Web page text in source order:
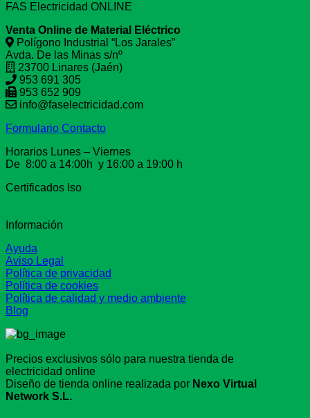
FAS Electricidad ONLINE
Venta Online de Material Eléctrico
Polígono Industrial “Los Jarales”
Avda. De las Minas s/nº
23700 Linares (Jaén)
953 691 305
953 652 909
info@faselectricidad.com
Formulario Contacto
Horarios Lunes – Viernes
De 8:00 a 14:00h y 16:00 a 19:00 h
Certificados Iso
Información
Ayuda
Aviso Legal
Política de privacidad
Política de cookies
Política de calidad y medio ambiente
Blog
Precios exclusivos sólo para nuestra tienda de
electricidad online
Diseño de tienda online realizada por Nexo Virtual
Network S.L.